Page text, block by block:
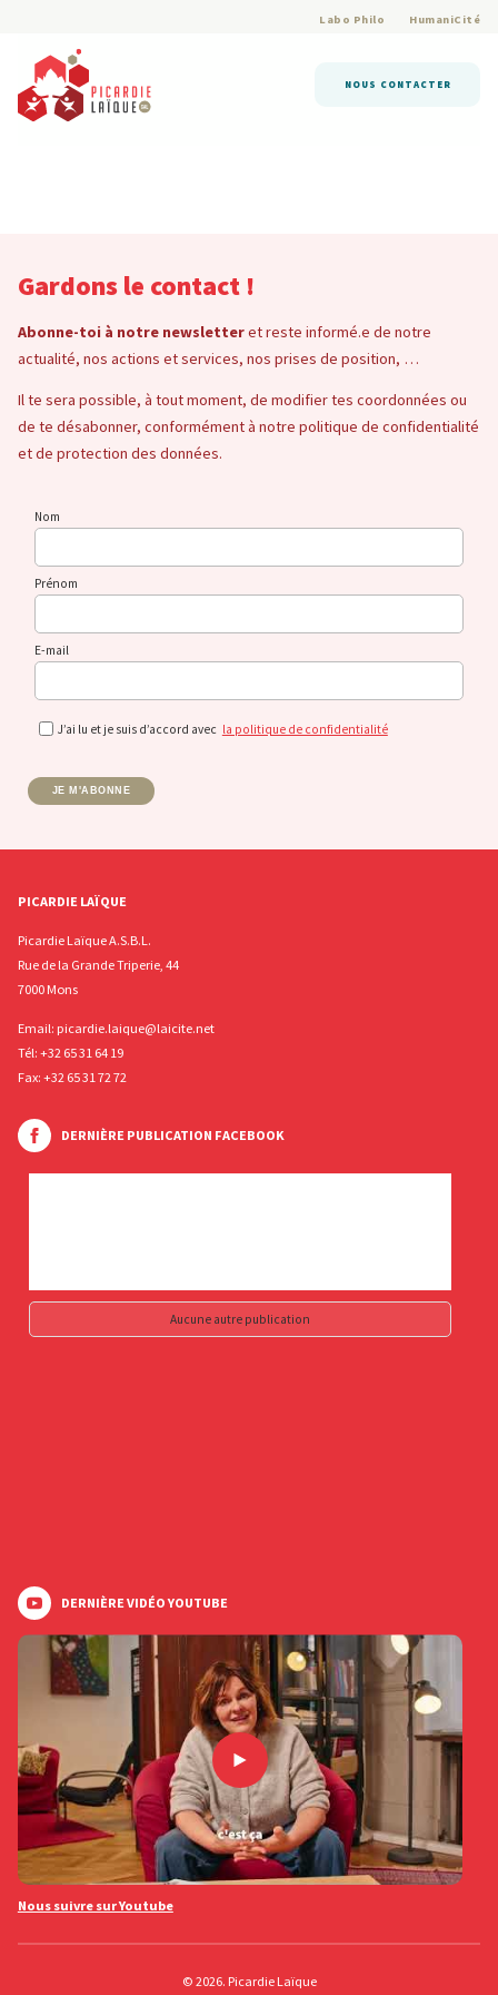
Labo Philo HumaniCité
NOUS CONTACTER
Gardons le contact !
Abonne-toi à notre newsletteret reste informé.e de notre
actualité, nos actions et services, nos prises de position, …
Il te sera possible, à tout moment, de modifier tes coordonnées ou
de te désabonner, conformément à notre politique de confidentialité
et de protection des données.
Nom
Prénom
E-mail
J’ai lu et je suis d’accord avec la politique de confidentialité
JE M'ABONNE
PICARDIE LAÏQUE
Picardie Laïque A.S.B.L.
Rue de la Grande Triperie, 44
7000 Mons
Email: picardie.laique@laicite.net
Tél: +32 65 31 64 19
Fax: +32 65 31 72 72
DERNIÈRE PUBLICATION FACEBOOK
Aucune autre publication
DERNIÈRE VIDÉO YOUTUBE
Nous suivre sur Youtube
© 2026. Picardie Laïque